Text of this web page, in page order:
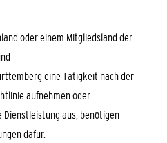
oder einem Mitgliedsland der
eine Tätigkeit nach der
aufnehmen oder
Dienstleistung aus, benötigen
dafür.